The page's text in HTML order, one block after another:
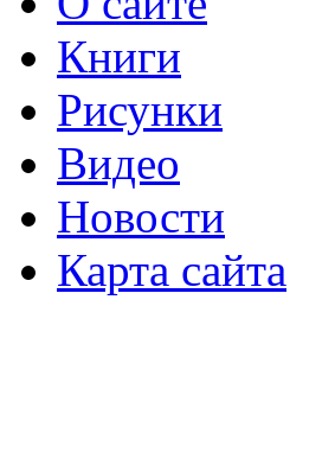
Книги
Рисунки
Видео
Новости
Карта сайта